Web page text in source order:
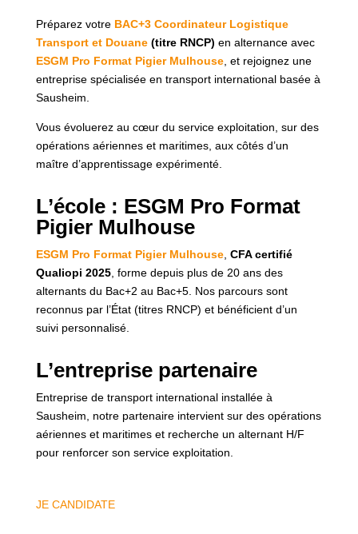
Préparez votre BAC+3 Coordinateur Logistique
Transport et Douane (titre RNCP) en alternance avec
ESGM Pro Format Pigier Mulhouse, et rejoignez une
entreprise spécialisée en transport international basée à
Sausheim.
Vous évoluerez au cœur du service exploitation, sur des
opérations aériennes et maritimes, aux côtés d’un
maître d’apprentissage expérimenté.
L’école : ESGM Pro Format
Pigier Mulhouse
ESGM Pro Format Pigier Mulhouse, CFA certifié
Qualiopi 2025, forme depuis plus de 20 ans des
alternants du Bac+2 au Bac+5. Nos parcours sont
reconnus par l’État (titres RNCP) et bénéficient d’un
suivi personnalisé.
L’entreprise partenaire
Entreprise de transport international installée à
Sausheim, notre partenaire intervient sur des opérations
aériennes et maritimes et recherche un alternant H/F
pour renforcer son service exploitation.
JE CANDIDATE